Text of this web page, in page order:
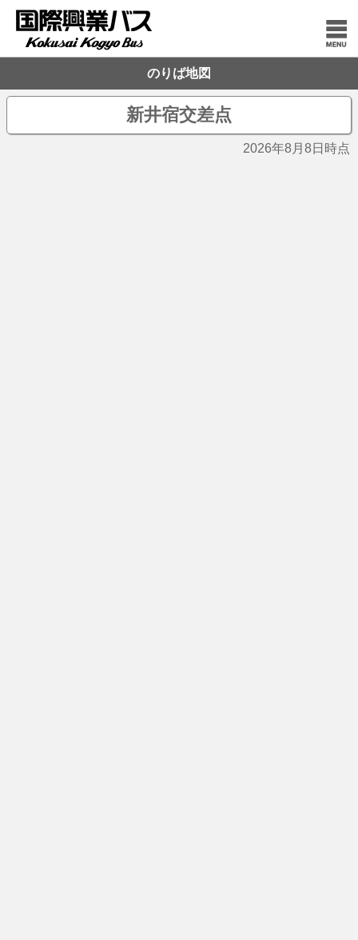
のりば地図
新井宿交差点
2026年8月8日時点